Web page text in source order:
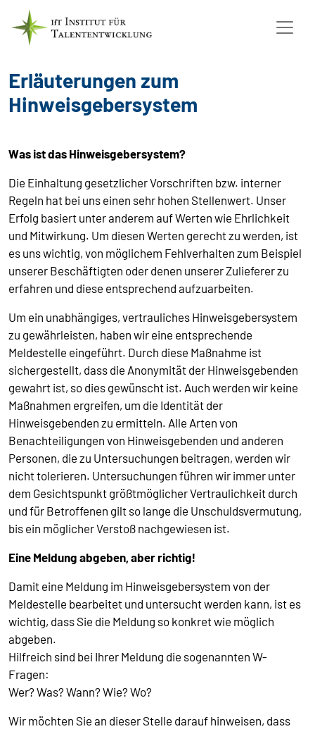
Erläuterungen zum
Hinweisgebersystem
Was ist das Hinweisgebersystem?
Die Einhaltung gesetzlicher Vorschriften bzw. interner
Regeln hat bei uns einen sehr hohen Stellenwert. Unser
Erfolg basiert unter anderem auf Werten wie Ehrlichkeit
und Mitwirkung. Um diesen Werten gerecht zu werden, ist
es uns wichtig, von möglichem Fehlverhalten zum Beispiel
unserer Beschäftigten oder denen unserer Zulieferer zu
erfahren und diese entsprechend aufzuarbeiten.
Um ein unabhängiges, vertrauliches Hinweisgebersystem
zu gewährleisten, haben wir eine entsprechende
Meldestelle eingeführt. Durch diese Maßnahme ist
sichergestellt, dass die Anonymität der Hinweisgebenden
gewahrt ist, so dies gewünscht ist. Auch werden wir keine
Maßnahmen ergreifen, um die Identität der
Hinweisgebenden zu ermitteln. Alle Arten von
Benachteiligungen von Hinweisgebenden und anderen
Personen, die zu Untersuchungen beitragen, werden wir
nicht tolerieren. Untersuchungen führen wir immer unter
dem Gesichtspunkt größtmöglicher Vertraulichkeit durch
und für Betroffenen gilt so lange die Unschuldsvermutung,
bis ein möglicher Verstoß nachgewiesen ist.
Eine Meldung abgeben, aber richtig!
Damit eine Meldung im Hinweisgebersystem von der
Meldestelle bearbeitet und untersucht werden kann, ist es
wichtig, dass Sie die Meldung so konkret wie möglich
abgeben.
Hilfreich sind bei Ihrer Meldung die sogenannten W-
Fragen:
Wer? Was? Wann? Wie? Wo?
Wir möchten Sie an dieser Stelle darauf hinweisen, dass